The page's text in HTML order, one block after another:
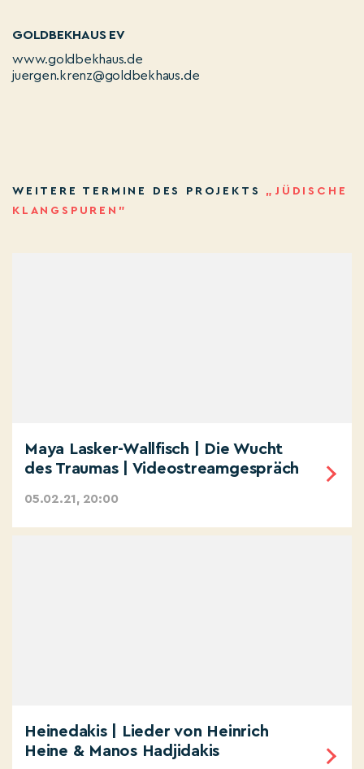
GOLDBEKHAUS EV
www.goldbekhaus.de
juergen.krenz@goldbekhaus.de
WEITERE TERMINE DES PROJEKTS „JÜDISCHE
KLANGSPUREN”
Maya Lasker-Wallfisch | Die Wucht
des Traumas | Videostreamgespräch
05.02.21, 20:00
Heinedakis | Lieder von Heinrich
Heine & Manos Hadjidakis